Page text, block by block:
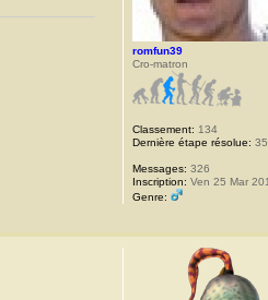
romfun39
Cro-matron
Classement: 134
Dernière étape résolue:
Messages: 326
Inscription: Ven 25 Mar
Genre: